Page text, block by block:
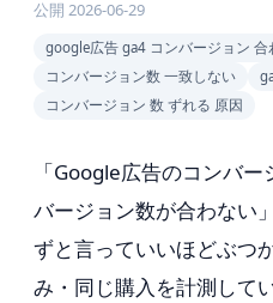
公開 2026-06-29
google広告 ga4 コンバージョン 合
コンバージョン数 一致しない
コンバージョン 数 ずれる 原因
「Google広告のコンバ
バージョン数が合わな
ずと言っていいほどぶつ
み・同じ購入を計測して